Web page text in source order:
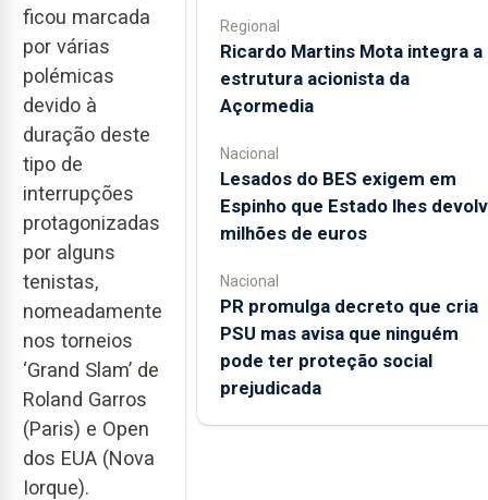
ficou marcada
por várias
polémicas
devido à
duração deste
tipo de
interrupções
protagonizadas
por alguns
tenistas,
nomeadamente
nos torneios
‘Grand Slam’ de
Roland Garros
(Paris) e Open
dos EUA (Nova
Iorque).
Regional
Ricardo Martins Mota integra a
estrutura acionista da
Açormedia
Nacional
Lesados do BES exigem em
Espinho que Estado lhes
milhões de euros
Nacional
PR promulga decreto que cria
PSU mas avisa que ninguém
pode ter proteção social
prejudicada